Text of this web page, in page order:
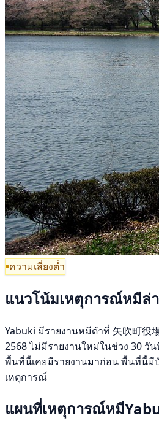
ความเสี่ยงต่ำ
แนวโน้มเหตุการณ์หมีล่
Yabuki มีรายงานหมีดำที่ 矢吹町役
2568 ไม่มีรายงานใหม่ในช่วง 30 วั
พื้นที่นี้เคยมีรายงานมาก่อน พื้นที่นี้มี
เหตุการณ์
แผนที่เหตุการณ์หมี